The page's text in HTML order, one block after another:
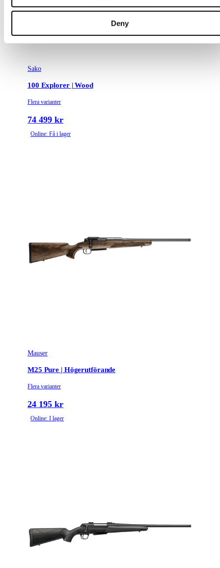
Deny
Sako
100 Explorer | Wood
Flera varianter
74 499 kr
Online: Få i lager
Mauser
M25 Pure | Högerutförande
Flera varianter
24 195 kr
Online: I lager